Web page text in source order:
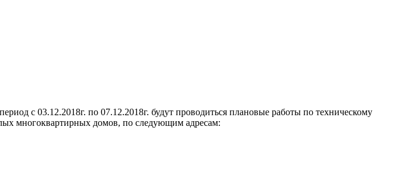
с 03.12.2018г. по 07.12.2018г. будут проводиться плановые работы по техническому
многоквартирных домов, по следующим адресам: